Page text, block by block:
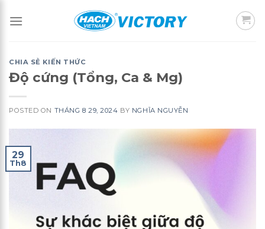
CHIA SẺ KIẾN THỨC
Độ cứng (Tổng, Ca & Mg)
POSTED ON THÁNG 8 29, 2024 BY NGHĨA NGUYỄN
29
Th8